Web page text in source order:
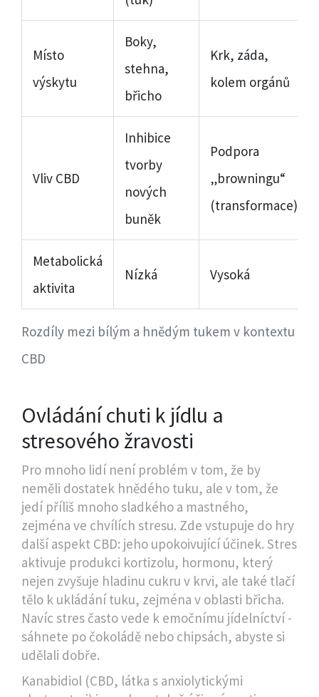
Rozdíly mezi bílým a hnědým tukem v kontextu
CBD
Místo
výskytu
Boky,
stehna,
břicho
Krk, záda,
kolem orgánů
Vliv CBD
Inhibice
tvorby
nových
buněk
Podpora
„browningu“
(transformace)
Metabolická
aktivita
Nízká Vysoká
Ovládání chuti k jídlu a
stresového žravosti
Pro mnoho lidí není problém v tom, že by
neměli dostatek hnědého tuku, ale v tom, že
jedí příliš mnoho sladkého a mastného,
zejména ve chvílích stresu. Zde vstupuje do hry
další aspekt CBD: jeho upokoivující účinek. Stres
aktivuje produkci kortizolu, hormonu, který
nejen zvyšuje hladinu cukru v krvi, ale také tlačí
tělo k ukládání tuku, zejména v oblasti břicha.
Navíc stres často vede k emočnímu jídelníctví -
sáhnete po čokoládě nebo chipsách, abyste si
udělali dobře.
Kanabidiol (CBD, látka s anxiolytickými